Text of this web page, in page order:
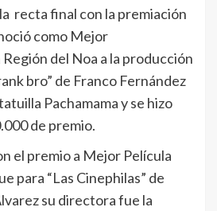
recta final con la premiación
como Mejor
del Noa a la producción
bro” de Franco Fernández
Pachamama y se hizo
de premio.
el premio a Mejor Película
para “Las Cinephilas” de
su directora fue la